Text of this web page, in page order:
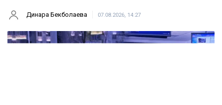
Динара Бекболаева 07.08.2026, 14:27